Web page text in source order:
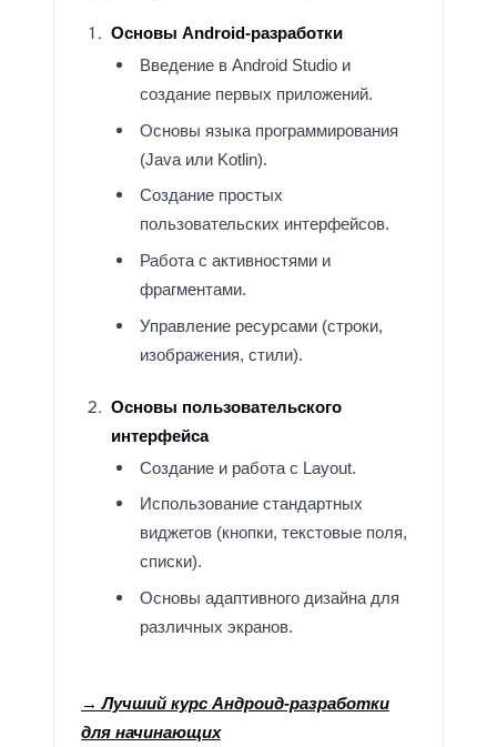
Основы Android-разработки
Введение в Android Studio и
создание первых приложений.
Основы языка программирования
(Java или Kotlin).
Создание простых
пользовательских интерфейсов.
Работа с активностями и
фрагментами.
Управление ресурсами (строки,
изображения, стили).
Основы пользовательского
интерфейса
Создание и работа с Layout.
Использование стандартных
виджетов (кнопки, текстовые поля,
списки).
Основы адаптивного дизайна для
различных экранов.
→ Лучший курс Андроид-разработки
для начинающих